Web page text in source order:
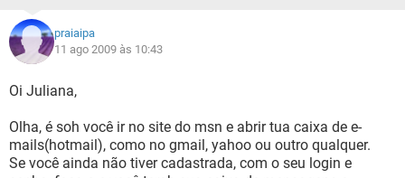
praiaipa
11 ago 2009 às 10:43
Oi Juliana,
Olha, é soh você ir no site do msn e abrir tua caixa de e-
mails(hotmail), como no gmail, yahoo ou outro qualquer.
Se você ainda não tiver cadastrada, com o seu login e